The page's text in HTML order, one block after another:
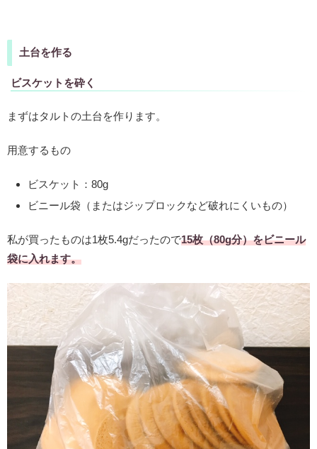
土台を作る
ビスケットを砕く
まずはタルトの土台を作ります。
用意するもの
ビスケット：80g
ビニール袋（またはジップロックなど破れにくいもの）
私が買ったものは1枚5.4gだったので15枚（80g分）をビニール
袋に入れます。